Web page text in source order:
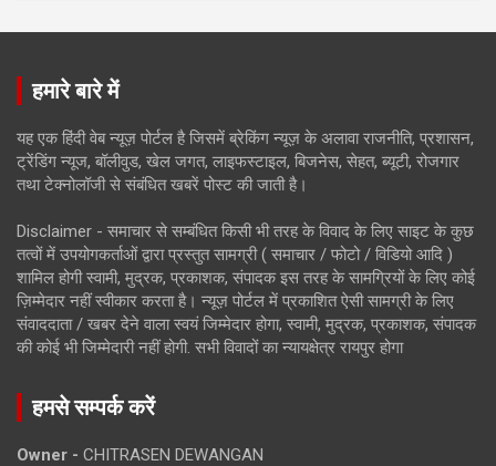
हमारे बारे में
यह एक हिंदी वेब न्यूज़ पोर्टल है जिसमें ब्रेकिंग न्यूज़ के अलावा राजनीति, प्रशासन,
ट्रेंडिंग न्यूज, बॉलीवुड, खेल जगत, लाइफस्टाइल, बिजनेस, सेहत, ब्यूटी, रोजगार
तथा टेक्नोलॉजी से संबंधित खबरें पोस्ट की जाती है।
Disclaimer - समाचार से सम्बंधित किसी भी तरह के विवाद के लिए साइट के कुछ
तत्वों में उपयोगकर्ताओं द्वारा प्रस्तुत सामग्री ( समाचार / फोटो / विडियो आदि )
शामिल होगी स्वामी, मुद्रक, प्रकाशक, संपादक इस तरह के सामग्रियों के लिए कोई
ज़िम्मेदार नहीं स्वीकार करता है। न्यूज़ पोर्टल में प्रकाशित ऐसी सामग्री के लिए
संवाददाता / खबर देने वाला स्वयं जिम्मेदार होगा, स्वामी, मुद्रक, प्रकाशक, संपादक
की कोई भी जिम्मेदारी नहीं होगी. सभी विवादों का न्यायक्षेत्र रायपुर होगा
हमसे सम्पर्क करें
Owner - CHITRASEN DEWANGAN